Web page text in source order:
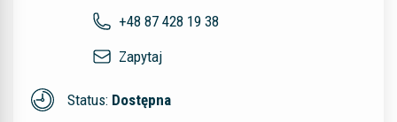
+48 87 428 19 38
Zapytaj
Status: Dostępna